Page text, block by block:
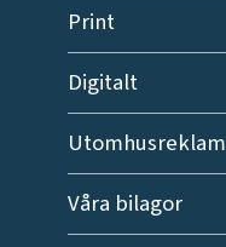
Print
Digitalt
Utomhusreklam
Våra bilagor